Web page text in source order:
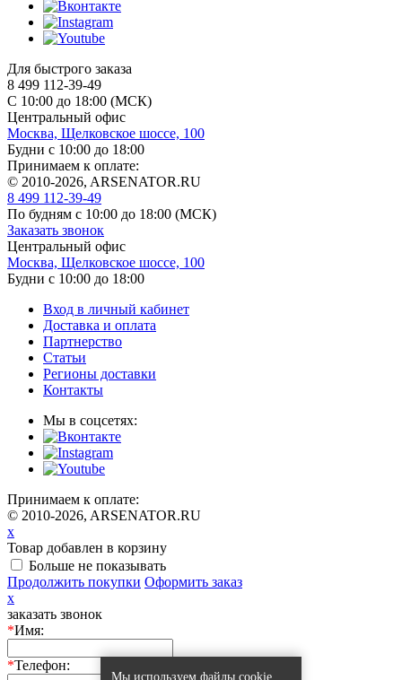
Мы используем файлы cookie,
Для быстрого заказа
8 499 112-39-49
С 10:00 до 18:00 (МСК)
Центральный офис
Москва, Щелковское шоссе, 100
Будни с 10:00 до 18:00
Принимаем к оплате:
© 2010-2026, ARSENATOR.RU
8 499 112-39-49
По будням с 10:00 до 18:00 (МСК)
Заказать звонок
Центральный офис
Москва, Щелковское шоссе, 100
Будни с 10:00 до 18:00
Вход в личный кабинет
Доставка и оплата
Партнерство
Статьи
Регионы доставки
Контакты
Мы в соцсетях:
Принимаем к оплате:
© 2010-2026, ARSENATOR.RU
x
Товар добавлен в корзину
Больше не показывать
Продолжить покупки Оформить заказ
x
заказать звонок
*Имя:
*Телефон: